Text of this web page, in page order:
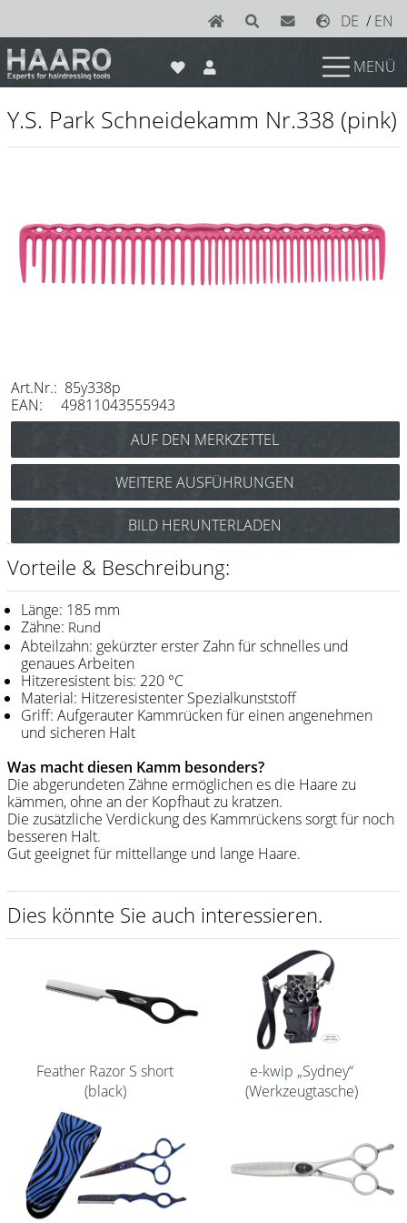
DE / EN
MENÜ
Scheren
e-kwip
Konayuki
Sets
Messer / Klingen
Y.S. Park
Fejic
e-kwip
Bürsten
Y.S. Park
Werkzeugtaschen
e-kwip
Joewell
Shampoo
Equipment
Service
Produktwissen Scheren
Kataloge
Kontakt
Y.S. Park Schneidekamm Nr.338 (pink)
Art.Nr.: 85y338p
EAN: 49811043555943
WEITERE AUSFÜHRUNGEN
Y.S. Park Carbon Schneidekamm Nr.338
(schwarz) Art.Nr.: 85Y338cs
(blau) Art.Nr.: 85y338b
Y.S. Park Schneidekamm Nr.338
(rot) Art.Nr.: 85y338r
Y.S. Park Schneidekamm Nr.338
(weiß) Art.Nr.: 85y338w
BILD HERUNTERLADEN
Vorteile & Beschreibung:
Länge: 185 mm
Zähne: Rund
Abteilzahn: gekürzter erster Zahn für schnelles und
genaues Arbeiten
Hitzeresistent bis: 220 °C
Material: Hitzeresistenter Spezialkunststoff
Griff: Aufgerauter Kammrücken für einen angenehmen
und sicheren Halt
Was macht diesen Kamm besonders?
Die abgerundeten Zähne ermöglichen es die Haare zu
kämmen, ohne an der Kopfhaut zu kratzen.
Die zusätzliche Verdickung des Kammrückens sorgt für noch
besseren Halt.
Gut geeignet für mittellange und lange Haare.
Dies könnte Sie auch interessieren.
Feather Razor S short
(black)
e-kwip „Sydney“
(Werkzeugtasche)